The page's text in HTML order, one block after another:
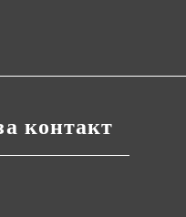
контакт